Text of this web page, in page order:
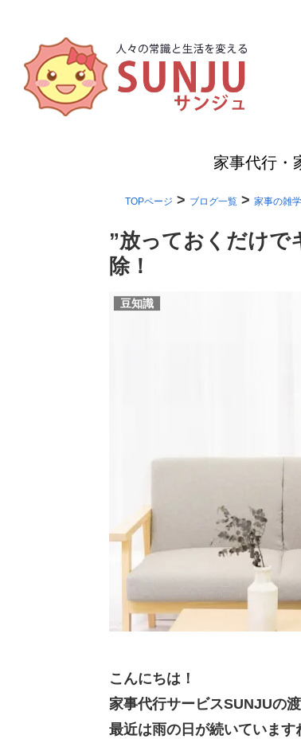
家事代行・
TOPページ > ブログ一覧 > 家事の雑学
”放っておくだけ
除！
豆知識
こんにちは！
家事代行サービスSUNJUの渡
最近は雨の日が続いています